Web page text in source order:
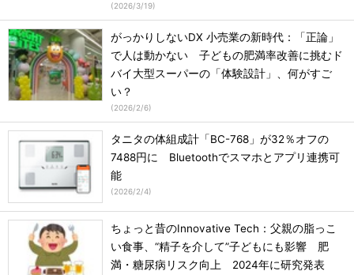
(2026/3/19)
がっかりしないDX 小売業の新時代：「正論」
で人は動かない 子どもの肥満率改善に挑むド
バイ大型スーパーの「体験設計」、何がすご
い？
(2026/2/6)
タニタの体組成計「BC-768」が32％オフの
7488円に Bluetoothでスマホとアプリ連携可
能
(2026/2/4)
ちょっと昔のInnovative Tech：父親の脂っこ
い食事、“精子を介して”子どもにも影響 肥
満・糖尿病リスク向上 2024年に研究発表